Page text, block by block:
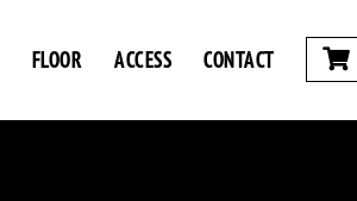
FLOOR ACCESS CONTACT